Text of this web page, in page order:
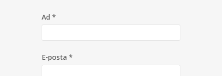
Ad *
E-posta *